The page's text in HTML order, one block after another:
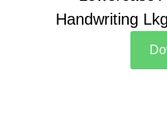
Handwriting